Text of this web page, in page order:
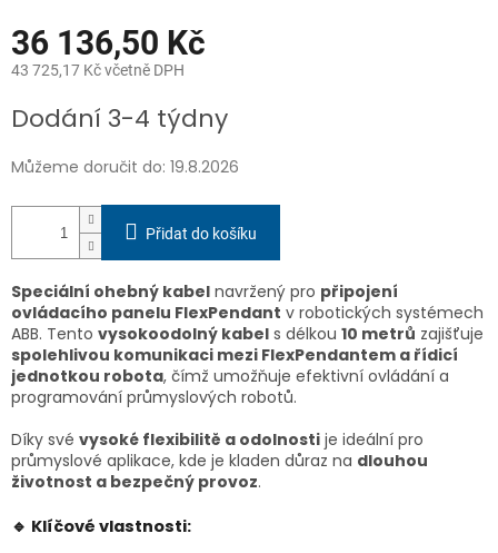
36 136,50 Kč
43 725,17 Kč včetně DPH
cena:
Dodání 3-4 týdny
Můžeme doručit do: 19.8.2026
Přidat do košíku
Speciální ohebný kabel navržený pro připojení
ovládacího panelu FlexPendant v robotických systémech
ABB. Tento vysokoodolný kabel s délkou 10 metrů zajišťuje
spolehlivou komunikaci mezi FlexPendantem a řídicí
jednotkou robota, čímž umožňuje efektivní ovládání a
programování průmyslových robotů.
Díky své vysoké flexibilitě a odolnosti je ideální pro
průmyslové aplikace, kde je kladen důraz na dlouhou
životnost a bezpečný provoz.
🔹 Klíčové vlastnosti: